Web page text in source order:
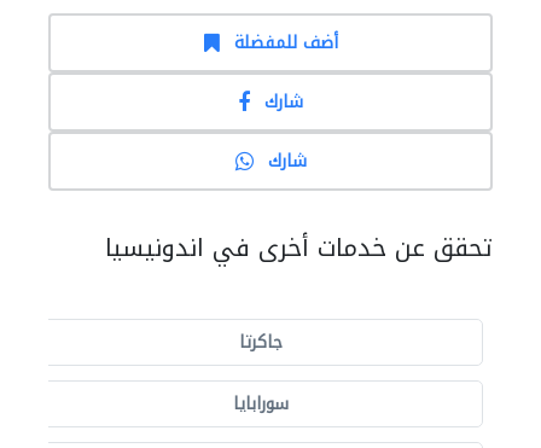
أضف للمفضلة
شارك
شارك
تحقق عن خدمات أخرى في اندونيسيا
جاكرتا
سورابايا